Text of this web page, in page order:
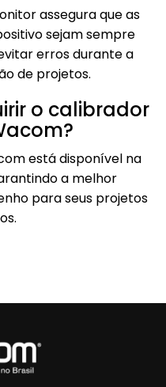
assegura que as
sejam sempre
erros durante a
de projetos.
o calibrador
está disponível na
a melhor
para seus projetos